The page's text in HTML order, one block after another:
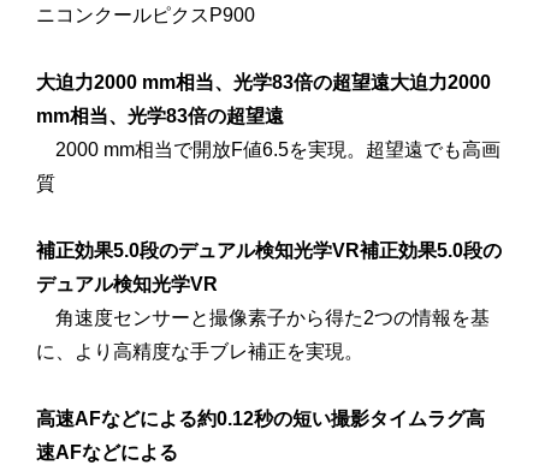
ニコンクールピクスP900
大迫力2000 mm相当、光学83倍の超望遠大迫力2000
mm相当、光学83倍の超望遠
2000 mm相当で開放F値6.5を実現。超望遠でも高画
質
補正効果5.0段のデュアル検知光学VR補正効果5.0段の
デュアル検知光学VR
角速度センサーと撮像素子から得た2つの情報を基
に、より高精度な手ブレ補正を実現。
高速AFなどによる約0.12秒の短い撮影タイムラグ高
速AFなどによる